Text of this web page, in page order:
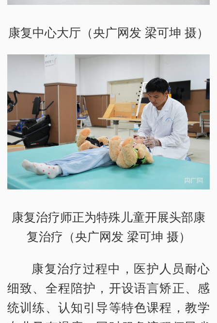
康复中心大厅（央广网发 梁可坤 摄）
康复治疗师正为特殊儿童开展头部康
复治疗（央广网发 梁可坤 摄）
康复治疗过程中，医护人员耐心
细致、全程陪护，开设语言矫正、感
统训练、认知引导等特色课程，教学